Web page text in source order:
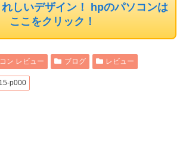
しいデザイン！ hpのパソコンは
ここをクリック！
ン レビュー ブログ レビュー
p000